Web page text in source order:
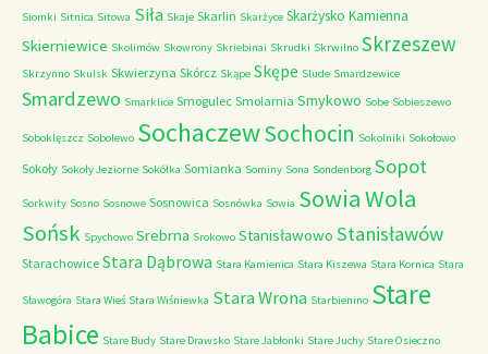
Siomki Sitnica Sitowa Siła Skaje Skarlin Skarżyce Skarżysko Kamienna
Skierniewice Skolimów Skowrony Skriebinai Skrudki Skrwilno Skrzeszew
Skrzynno Skulsk Skwierzyna Skórcz Skąpe Skępe Slude Smardzewice
Smardzewo Smarklice Smogulec Smolarnia Smykowo Sobe Sobieszewo
Soboklęszcz Sobolewo SochaczewSochocin Sokolniki Sokołowo
Sokoły Sokoły Jeziorne Sokółka Somianka Sominy Sona Sondenborg Sopot
Sorkwity Sosno Sosnowe Sosnowica Sosnówka Sowia Sowia Wola
Sońsk Spychowo Srebrna Srokowo Stanisławowo Stanisławów
Starachowice Stara Dąbrowa Stara Kamienica Stara Kiszewa Stara Kornica Stara
Sławogóra Stara Wieś Stara Wiśniewka Stara Wrona Starbienino Stare
Babice Stare Budy Stare Drawsko Stare Jabłonki Stare Juchy Stare Osieczno